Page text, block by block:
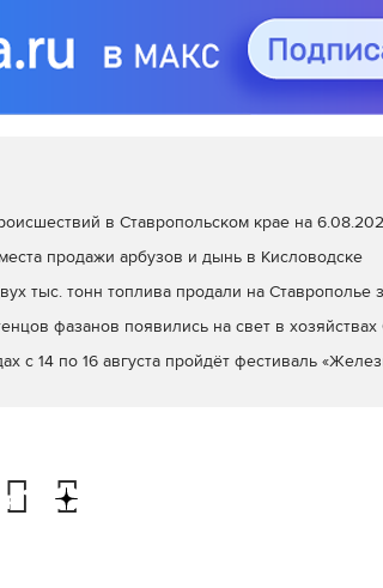
в Ставропольском крае на
продажи арбузов и дынь в Кисловодске
тыс. тонн топлива продали на Ставрополье
фазанов появились на свет в хозяйствах
с 14 по 16 августа пройдёт фестиваль